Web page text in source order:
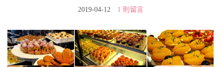
2019-04-12 1 則留言